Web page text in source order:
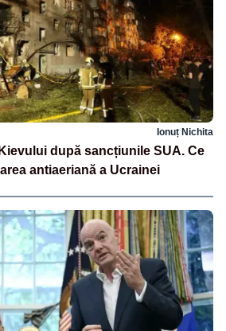
Ionuț Nichita
după sancțiunile SUA. Ce
antiaeriană a Ucrainei